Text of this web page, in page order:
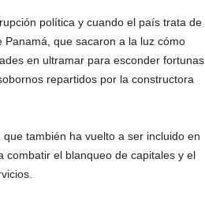
política y cuando el país trata de
que sacaron a la luz cómo
en ultramar para esconder fortunas
repartidos por la constructora
también ha vuelto a ser incluido en
combatir el blanqueo de capitales y el